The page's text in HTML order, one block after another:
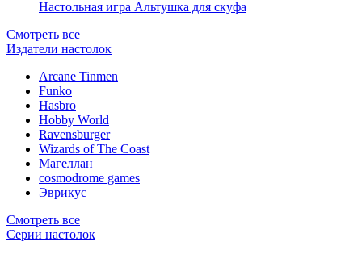
Настольная игра Альтушка для скуфа
Смотреть все
Издатели настолок
Arcane Tinmen
Funko
Hasbro
Hobby World
Ravensburger
Wizards of The Coast
Магеллан
сosmodrome games
Эврикус
Смотреть все
Серии настолок